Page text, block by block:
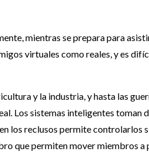
mientras se prepara para
virtuales como reales, y es
y la industria, y hasta las
Los sistemas inteligentes toman
los reclusos permite controlarlos
que permiten mover miembros